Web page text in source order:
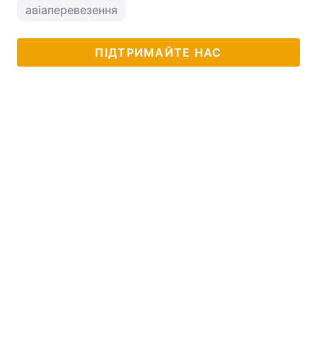
авіаперевезення
ПІДТРИМАЙТЕ НАС